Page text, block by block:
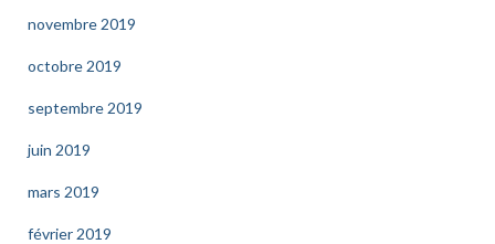
novembre 2019
octobre 2019
septembre 2019
juin 2019
mars 2019
février 2019